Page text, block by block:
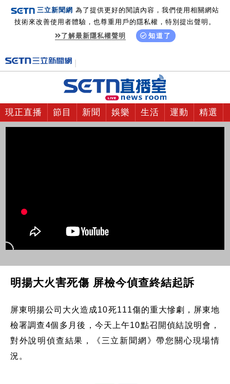
三立新聞網 為了提供更好的閱讀內容，我們使用相關網站
技術來改善使用者體驗，也尊重用戶的隱私權，特別提出聲明。
了解最新隱私權聲明
知道了
現正直播 節目 新聞 娛樂 生活 運動 精選
明揚大火害死傷 屏檢今偵查終結起訴
屏東明揚公司大火造成10死111傷的重大慘劇，屏東地
檢署調查4個多月後，今天上午10點召開偵結說明會，
對外說明偵查結果，《三立新聞網》帶您關心現場情
況。